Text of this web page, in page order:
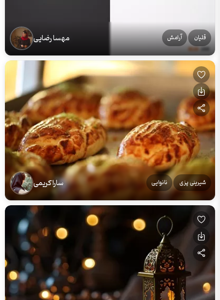
قلیان آرامش مهسا رضایی
شیرینی پزی نانوایی سارا کریمی